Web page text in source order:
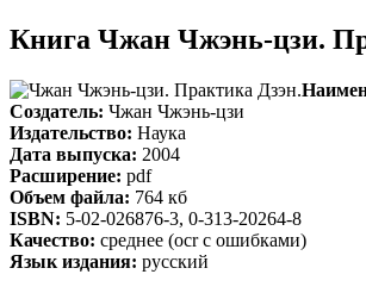
Книга Чжан Чжэнь-цзи.
Создатель: Чжан Чжэнь-цзи
Издательство: Наука
Дата выпуска: 2004
Расширение: pdf
Объем файла: 764 кб
ISBN: 5-02-026876-3, 0-313-20264-8
Качество: среднее (ocr c ошибками)
Язык издания: русский